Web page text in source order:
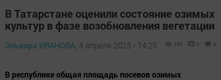
В Татарстане оценили состояние озимых
культур в фазе возобновления вегетации
Эльвира ИВАНОВА, 4 апреля 2025 - 14:25 255 0 0
В республике общая площадь посевов озимых